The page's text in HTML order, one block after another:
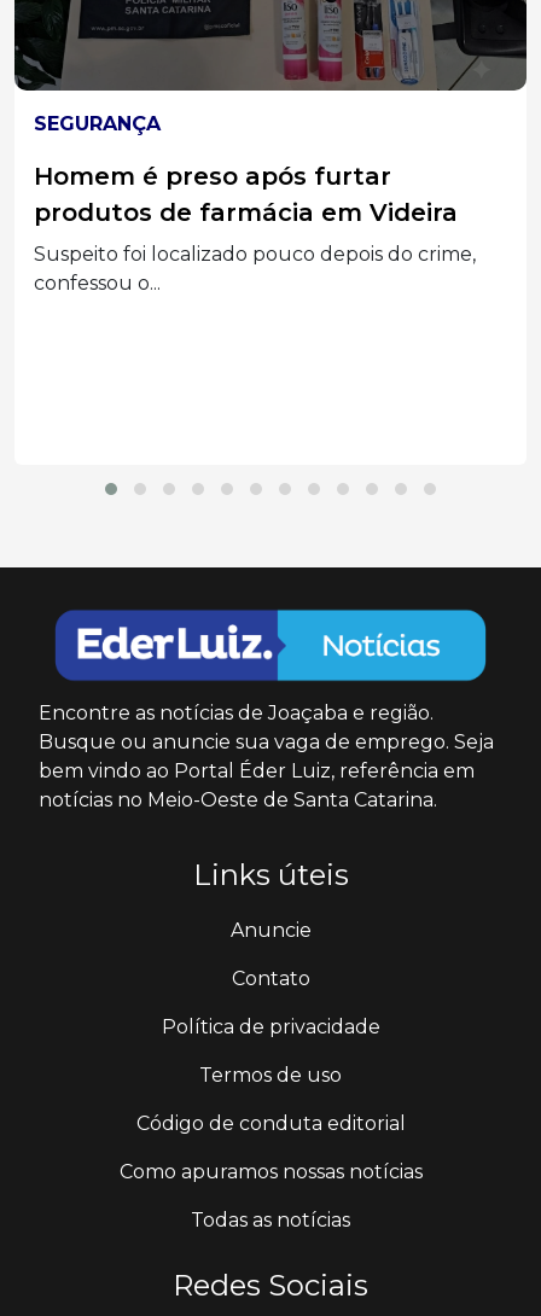
ESTADO
Adolescente é apreendido por
tentativa de homicídio contra a
própria mãe em SC
Vítima foi encontrada gravemente ferida com
Encontre as notícias de Joaçaba e região.
Busque ou anuncie sua vaga de emprego. Seja
bem vindo ao Portal Éder Luiz, referência em
notícias no Meio-Oeste de Santa Catarina.
Links úteis
Anuncie
Contato
Política de privacidade
Termos de uso
Código de conduta editorial
Como apuramos nossas notícias
Todas as notícias
Redes Sociais